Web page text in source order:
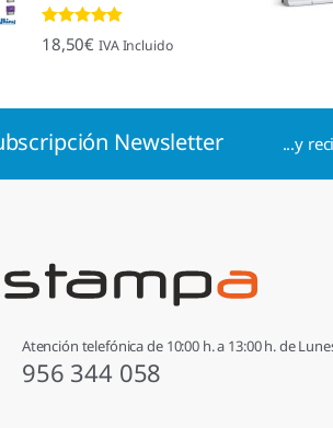
Valorado con
4.96de 5
18,50€ IVA Incluido
Newsletter ...y
Atención telefónica de 10:00 h. a 13:00 h. de
956 344 058